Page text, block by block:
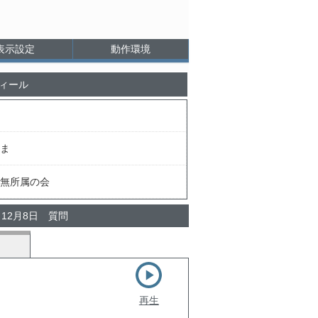
示設定 動作環境
ール
所属の会
12月8日 質問
再生